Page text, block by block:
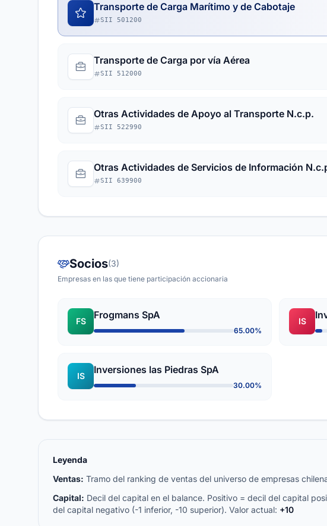
Transporte de Carga Marítimo y de Cabotaje
SII 501200
Transporte de Carga por vía Aérea
SII 512000
Otras Actividades de Apoyo al Transporte N.c.p.
SII 522990
Otras Actividades de Servicios de Información
SII 639900
Socios(3)
Empresas en las que tiene participación accionaria
FS
Frogmans SpA
65.00%
IS
IS
Inversiones las Piedras SpA
30.00%
Leyenda
Ventas: Tramo del ranking de ventas del universo de empresas
Capital: Decil del capital en el balance. Positivo = decil del capital
del capital negativo (-1 inferior, -10 superior). Valor actual: +10